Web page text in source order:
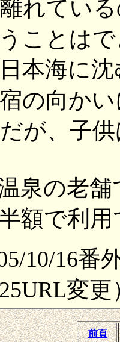
れてい
ことは
本海に
の向か
が、子
泉の老
額で利
10/16番
変更
前頁